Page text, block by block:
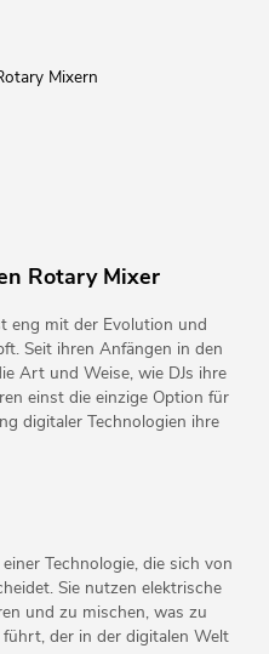
Mixern
Rotary Mixer
eng mit der Evolution und
Seit ihren Anfängen in den
Art und Weise, wie DJs ihre
einst die einzige Option für
digitaler Technologien ihre
Technologie, die sich von
Sie nutzen elektrische
und zu mischen, was zu
der in der digitalen Welt